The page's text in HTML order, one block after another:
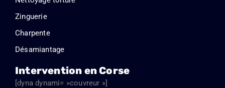
Zinguerie
Charpente
Désamiantage
Intervention en Corse
[dyna dynami= »couvreur »]